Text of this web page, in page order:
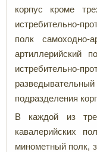
корпус кроме
истребительно-
полк самоходно-
артиллерийский
подразделения
В каждой из
кавалерийских
минометный полк,